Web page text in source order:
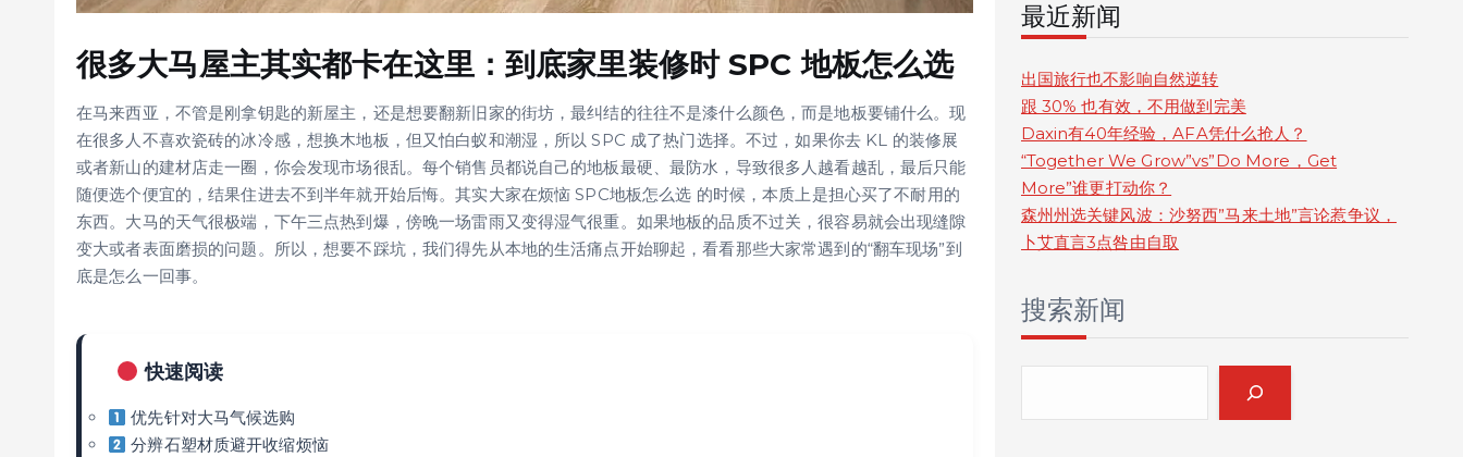
很多大马屋主其实都卡在这里：到底家里装修时 SPC 地板怎么选
在马来西亚，不管是刚拿钥匙的新屋主，还是想要翻新旧家的街坊，最纠结的往往不是漆什么颜色，而是地板要铺什么。现
在很多人不喜欢瓷砖的冰冷感，想换木地板，但又怕白蚁和潮湿，所以 SPC 成了热门选择。不过，如果你去 KL 的装修展
或者新山的建材店走一圈，你会发现市场很乱。每个销售员都说自己的地板最硬、最防水，导致很多人越看越乱，最后只能
随便选个便宜的，结果住进去不到半年就开始后悔。其实大家在烦恼 SPC地板怎么选 的时候，本质上是担心买了不耐用的
东西。大马的天气很极端，下午三点热到爆，傍晚一场雷雨又变得湿气很重。如果地板的品质不过关，很容易就会出现缝隙
变大或者表面磨损的问题。所以，想要不踩坑，我们得先从本地的生活痛点开始聊起，看看那些大家常遇到的“翻车现场”到
底是怎么一回事。
快速阅读
优先针对大马气候选购
分辨石塑材质避开收缩烦恼
r
c
h
最近新闻
出国旅行也不影响自然逆转
跟 30% 也有效，不用做到完美
Daxin有40年经验，AFA凭什么抢人？
“Together We Grow”vs”Do More，Get
More”谁更打动你？
森州州选关键风波：沙努西”马来土地”言论惹争议，
卜艾直言3点咎由自取
搜索新闻